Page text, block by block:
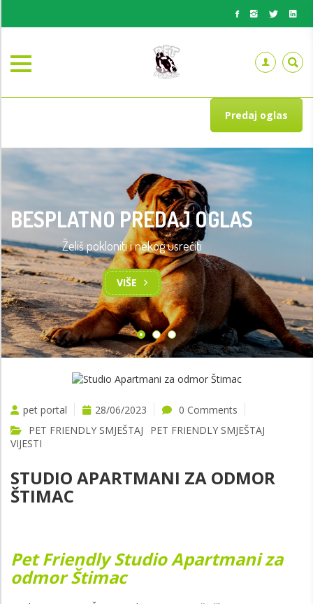
Predaj oglas
BESPLATNO PREDAJ OGLAS
Želiš pokloniti i nekog usrećiti
VIŠE
pet portal 28/06/2023
0 Comments
PET FRIENDLY SMJEŠTAJ
PET FRIENDLY SMJEŠTAJ
VIJESTI
STUDIO APARTMANI ZA ODMOR
ŠTIMAC
Pet Friendly Studio Apartmani za
odmor Štimac